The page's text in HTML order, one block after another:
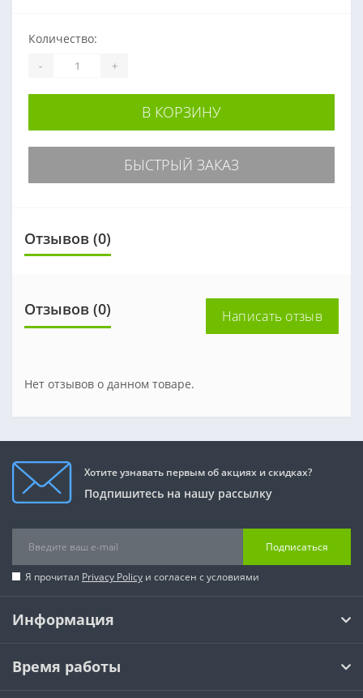
Количество:
- +
В КОРЗИНУ
БЫСТРЫЙ ЗАКАЗ
Отзывов (0)
Отзывов (0) Написать отзыв
Нет отзывов о данном товаре.
Хотите узнавать первым об акциях и скидках?
Подпишитесь на нашу рассылку
Подписаться
Я прочитал Privacy Policy и согласен с условиями
Информация
Время работы